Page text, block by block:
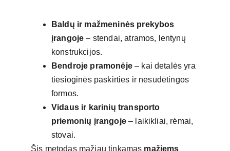
Baldų ir mažmeninės prekybos
įrangoje – stendai, atramos, lentynų
konstrukcijos.
Bendroje pramonėje – kai detalės yra
tiesioginės paskirties ir nesudėtingos
formos.
Vidaus ir karinių transporto
priemonių įrangoje – laikikliai, rėmai,
stovai.
Šis metodas mažiau tinkamas mažiems